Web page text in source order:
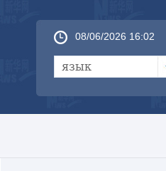
08/06/2026 16:02
язык